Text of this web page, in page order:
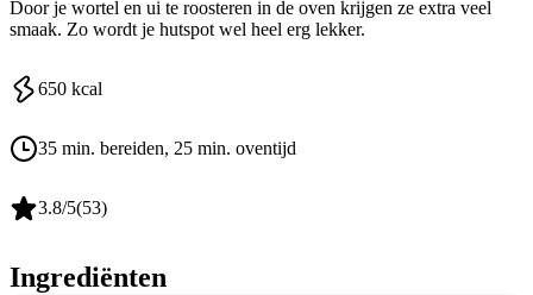
Door je wortel en ui te roosteren in de oven krijgen ze extra veel
smaak. Zo wordt je hutspot wel heel erg lekker.
650 kcal
35 min. bereiden, 25 min. oventijd
3.8/5(53)
Ingrediënten